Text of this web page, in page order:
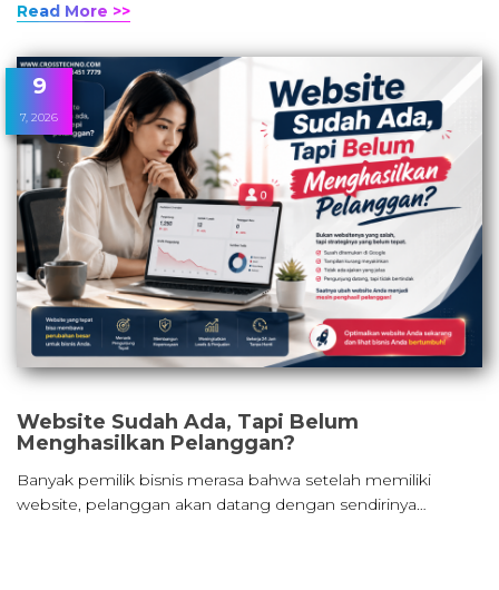
Read More >>
9
7, 2026
Website Sudah Ada, Tapi Belum
Menghasilkan Pelanggan?
Banyak pemilik bisnis merasa bahwa setelah memiliki
website, pelanggan akan datang dengan sendirinya…